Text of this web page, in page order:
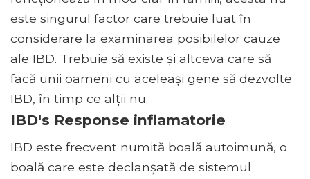
este singurul factor care trebuie luat în
considerare la examinarea posibilelor cauze
ale IBD. Trebuie să existe și altceva care să
facă unii oameni cu aceleași gene să dezvolte
IBD, în timp ce alții nu.
IBD's Response inflamatorie
IBD este frecvent numită boală autoimună, o
boală care este declanșată de sistemul